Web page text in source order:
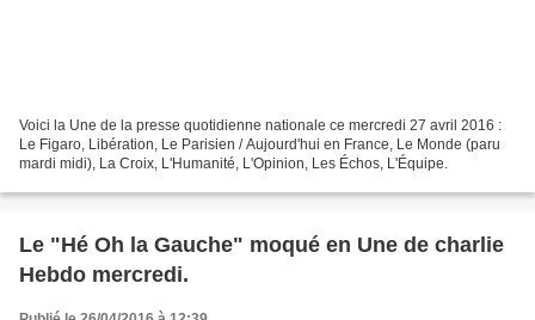
Voici la Une de la presse quotidienne nationale ce mercredi 27 avril 2016 :
Le Figaro, Libération, Le Parisien / Aujourd'hui en France, Le Monde (paru
mardi midi), La Croix, L'Humanité, L'Opinion, Les Échos, L'Équipe.
Le "Hé Oh la Gauche" moqué en Une de charlie
Hebdo mercredi.